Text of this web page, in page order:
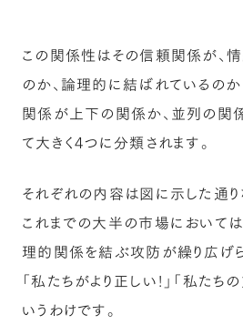
この関係性はその信頼関係が、
のか、論理的に結ばれているのか
関係が上下の関係か、並列の関係
て大きく4つに分類されます。
それぞれの内容は図に示した通り
これまでの大半の市場において
理的関係を結ぶ攻防が繰り広げら
「私たちがより正しい！」「私たち
いうわけです。